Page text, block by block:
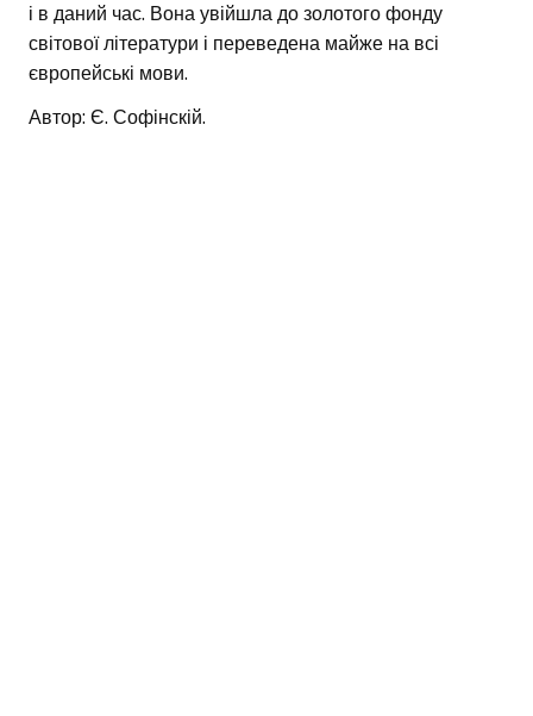
і в даний час. Вона увійшла до золотого фонду
світової літератури і переведена майже на всі
європейські мови.
Автор: Є. Софінскій.